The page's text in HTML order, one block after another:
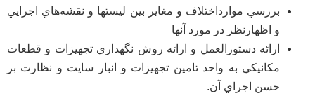
بررسي موارداختلاف و مغاير بين ليستها و نقشه‌هاي اجرايي
و اظهارنظر در مورد آنها
ارائه دستورالعمل و ارائه روش نگهداري تجهيزات و قطعات
مکانیکي به واحد تامین تجهیزات و انبار سایت و نظارت بر
حسن اجراي آن.